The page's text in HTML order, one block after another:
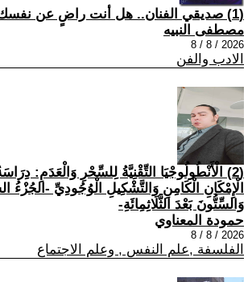
(1) صديقي الفنان.. هل أنت راضٍ عن نفسك؟
مصطفى النبيه
2026 / 8 / 8
الادب والفن
(2) الْأَنْطُولُوجْيَا التِّقْنِيَّةُ لِلسِّحْرِ وَالْعَدَمِ:
الْإِمْكَانِ الْكَامِنِ وَالتَّشْكِيلِ الْوُجُودِيِّ -الجُزْءُ
وَالسِّتُّونَ بَعْدَ الثَّلَاثِمِائَةِ-
حمودة المعناوي
2026 / 8 / 8
الفلسفة ,علم النفس , وعلم الاجتماع